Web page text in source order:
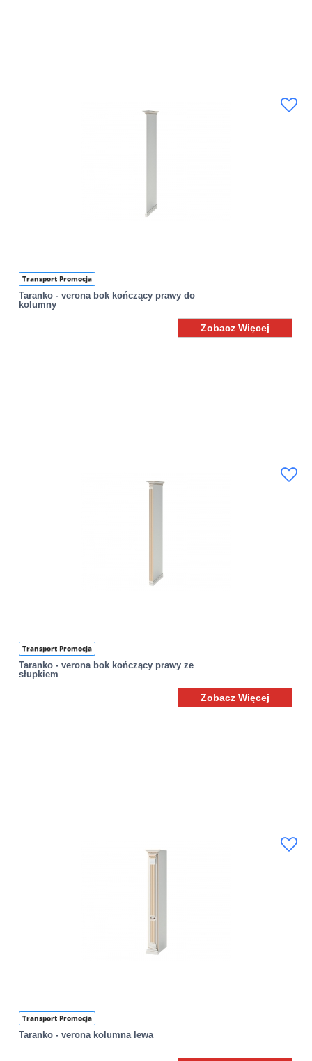
Transport Promocja
Taranko - verona bok kończący prawy do
kolumny
Zobacz Więcej
Transport Promocja
Taranko - verona bok kończący prawy ze
słupkiem
Zobacz Więcej
Transport Promocja
Taranko - verona kolumna lewa